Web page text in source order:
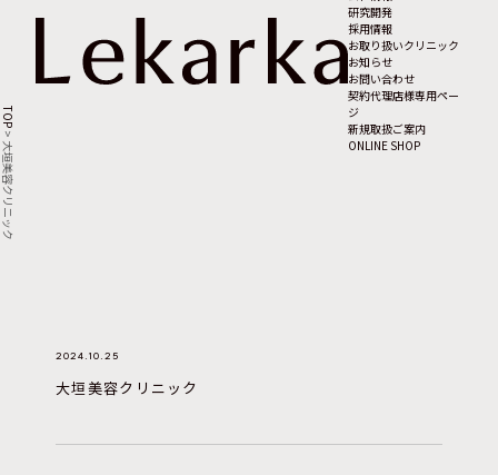
研究開発
採用情報
お取り扱いクリニック
お知らせ
お問い合わせ
契約代理店様専用ペー
ジ
新規取扱ご案内
ONLINE SHOP
TOP
>
大垣美容クリニック
2024.10.25
大垣美容クリニック